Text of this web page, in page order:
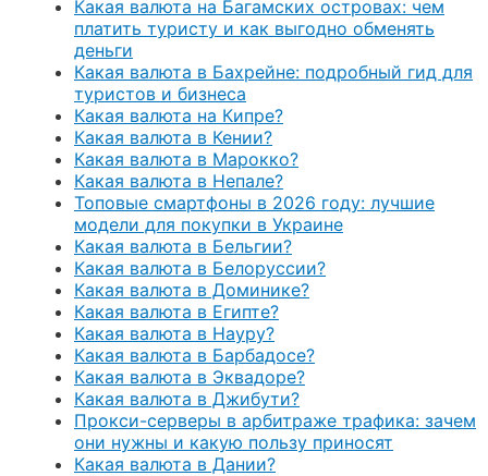
Какая валюта на Багамских островах: чем
платить туристу и как выгодно обменять
деньги
Какая валюта в Бахрейне: подробный гид для
туристов и бизнеса
Какая валюта на Кипре?
Какая валюта в Кении?
Какая валюта в Марокко?
Какая валюта в Непале?
Топовые смартфоны в 2026 году: лучшие
модели для покупки в Украине
Какая валюта в Бельгии?
Какая валюта в Белоруссии?
Какая валюта в Доминике?
Какая валюта в Египте?
Какая валюта в Науру?
Какая валюта в Барбадосе?
Какая валюта в Эквадоре?
Какая валюта в Джибути?
Прокси-серверы в арбитраже трафика: зачем
они нужны и какую пользу приносят
Какая валюта в Дании?